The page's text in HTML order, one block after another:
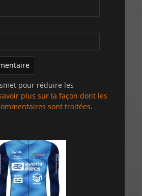
pour réduire les
plus sur la façon dont les
sont traitées.